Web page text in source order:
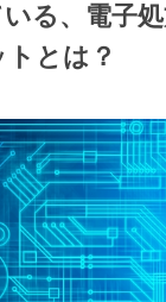
る、電子
とは？